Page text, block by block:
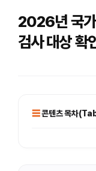
2026년 국가
검사 대상 확
콘텐츠 목차